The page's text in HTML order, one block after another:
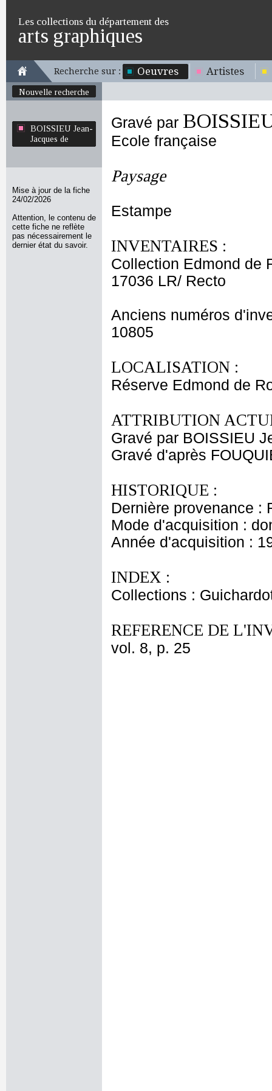
Les collections du département des
arts graphiques
Recherche sur : Oeuvres Artistes
Nouvelle recherche
BOISSIEU Jean-
Jacques de
Mise à jour de la fiche
24/02/2026
Attention, le contenu de
cette fiche ne reflète
pas nécessairement le
dernier état du savoir.
Gravé par
Ecole française
Paysage
Estampe
INVENTAIRES :
Collection Edmond de
17036 LR/ Recto
Anciens numéros
10805
LOCALISATION :
Réserve Edmond de
ATTRIBUTION
Gravé par BOISSIEU
Gravé d'après
HISTORIQUE :
Dernière provenance :
Mode d'acquisition :
Année d'acquisition :
INDEX :
Collections :
REFERENCE DE
vol. 8, p. 25